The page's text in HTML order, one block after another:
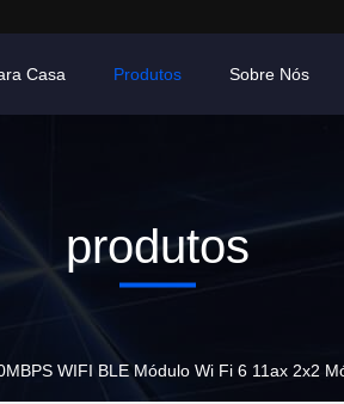
Casa Produtos Sobre Nós
produtos
WIFI BLE Módulo Wi Fi 6 11ax 2x2